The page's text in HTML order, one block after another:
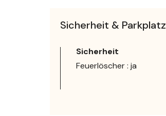
Sicherheit & Parkplatz
Sicherheit
Feuerlöscher : ja